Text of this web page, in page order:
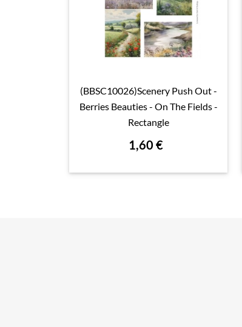
 Aperçu rapide
(BBSC10026)Scenery Push Out -
Berries Beauties - On The Fields -
Rectangle
1,60 €